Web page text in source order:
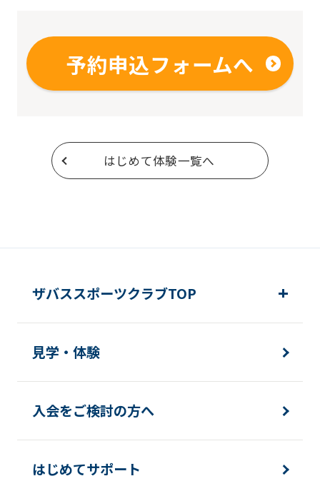
予約申込フォームへ
はじめて体験一覧へ
ザバススポーツクラブTOP
見学・体験
入会をご検討の方へ
はじめてサポート